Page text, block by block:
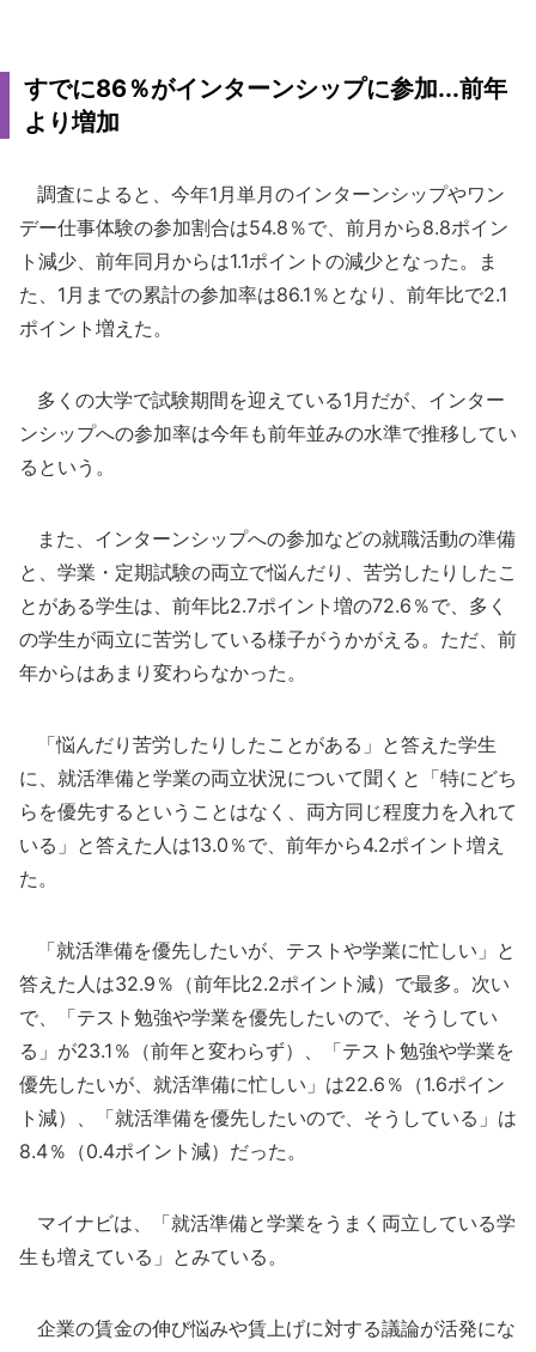
すでに86％がインターンシップに参加...前年
より増加
調査によると、今年1月単月のインターンシップやワン
デー仕事体験の参加割合は54.8％で、前月から8.8ポイン
ト減少、前年同月からは1.1ポイントの減少となった。ま
た、1月までの累計の参加率は86.1％となり、前年比で2.1
ポイント増えた。
多くの大学で試験期間を迎えている1月だが、インター
ンシップへの参加率は今年も前年並みの水準で推移してい
るという。
また、インターンシップへの参加などの就職活動の準備
と、学業・定期試験の両立で悩んだり、苦労したりしたこ
とがある学生は、前年比2.7ポイント増の72.6％で、多く
の学生が両立に苦労している様子がうかがえる。ただ、前
年からはあまり変わらなかった。
「悩んだり苦労したりしたことがある」と答えた学生
に、就活準備と学業の両立状況について聞くと「特にどち
らを優先するということはなく、両方同じ程度力を入れて
いる」と答えた人は13.0％で、前年から4.2ポイント増え
た。
「就活準備を優先したいが、テストや学業に忙しい」と
答えた人は32.9％（前年比2.2ポイント減）で最多。次い
で、「テスト勉強や学業を優先したいので、そうしてい
る」が23.1％（前年と変わらず）、「テスト勉強や学業を
優先したいが、就活準備に忙しい」は22.6％（1.6ポイン
ト減）、「就活準備を優先したいので、そうしている」は
8.4％（0.4ポイント減）だった。
マイナビは、「就活準備と学業をうまく両立している学
生も増えている」とみている。
企業の賃金の伸び悩みや賃上げに対する議論が活発にな